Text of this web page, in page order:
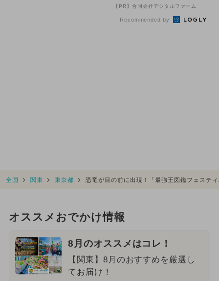
【PR】合同会社デジタルファーム
Recommended by
全国 関東 東京都 恐竜が目の前に出現！「最強王図鑑フェステ
オススメおでかけ情報
8月のオススメはコレ！
【関東】8月のおすすめを厳選し
てお届け！